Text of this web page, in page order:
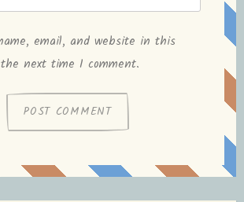
email, and website in this
next time I comment.